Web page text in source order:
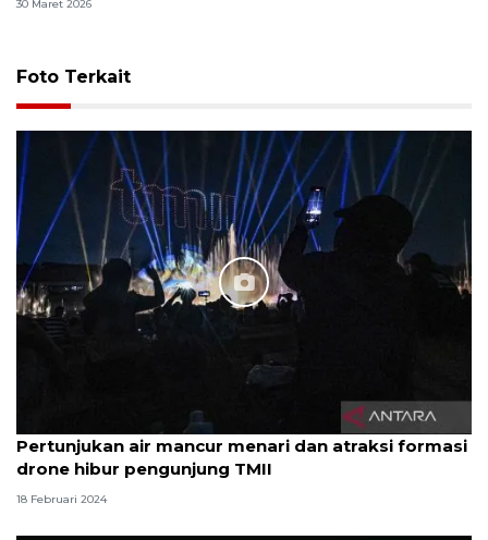
30 Maret 2026
Foto Terkait
Pertunjukan air mancur menari dan atraksi formasi
drone hibur pengunjung TMII
18 Februari 2024